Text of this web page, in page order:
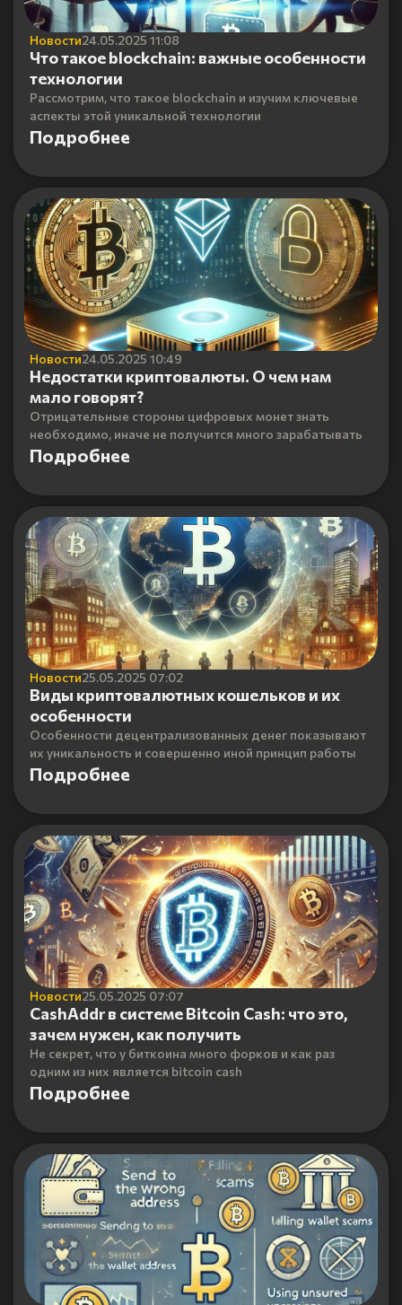
Новости24.05.2025 11:08
Что такое blockchain: важные особенности
технологии
Рассмотрим, что такое blockchain и изучим ключевые
аспекты этой уникальной технологии
Подробнее
Новости24.05.2025 10:49
Недостатки криптовалюты. О чем нам
мало говорят?
Отрицательные стороны цифровых монет знать
необходимо, иначе не получится много зарабатывать
Подробнее
Новости25.05.2025 07:02
Виды криптовалютных кошельков и их
особенности
Особенности децентрализованных денег показывают
их уникальность и совершенно иной принцип работы
Подробнее
Новости25.05.2025 07:07
CashAddr в системе Bitcoin Cash: что это,
зачем нужен, как получить
Не секрет, что у биткоина много форков и как раз
одним из них является bitcoin cash
Подробнее